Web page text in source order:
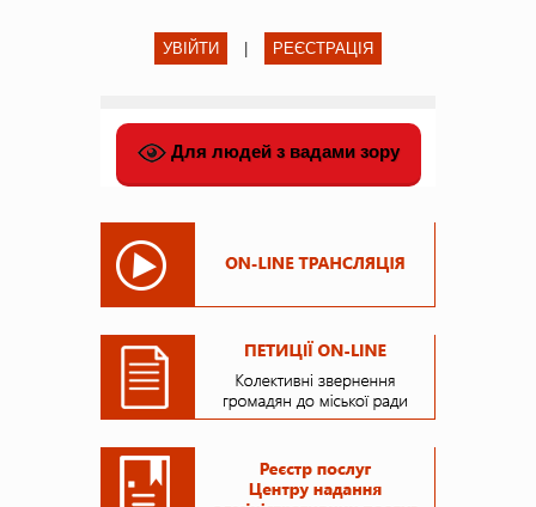
УВІЙТИ РЕЄСТРАЦІЯ
Для людей з вадами зору